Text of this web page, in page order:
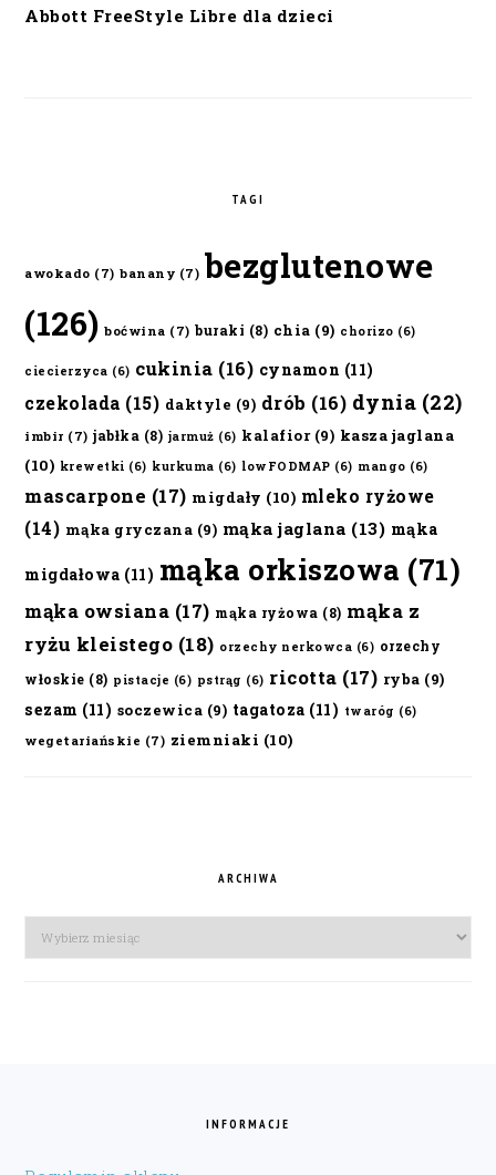
Abbott FreeStyle Libre dla dzieci
TAGI
awokado (7) banany (7) bezglutenowe
(126) boćwina (7) buraki (8) chia (9) chorizo (6)
ciecierzyca (6) cukinia (16) cynamon (11)
czekolada (15) daktyle (9) drób (16) dynia (22)
imbir (7) jabłka (8) jarmuż (6) kalafior(9) kasza jaglana
(10) krewetki (6) kurkuma (6) lowFODMAP (6) mango (6)
mascarpone (17) migdały (10) mleko ryżowe
(14) mąka gryczana (9) mąka jaglana (13) mąka
migdałowa (11) mąka orkiszowa (71)
mąka owsiana (17) mąka ryżowa (8) mąka z
ryżu kleistego (18) orzechy nerkowca (6) orzechy
włoskie (8) pistacje (6) pstrąg (6) ricotta (17) ryba (9)
sezam (11) soczewica (9) tagatoza (11) twaróg (6)
wegetariańskie (7) ziemniaki (10)
ARCHIWA
Archiwa
INFORMACJE